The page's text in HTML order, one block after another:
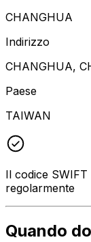
CHANGHUA
Indirizzo
CHANGHUA,
Paese
TAIWAN
Il codice
regolarmente
Quando